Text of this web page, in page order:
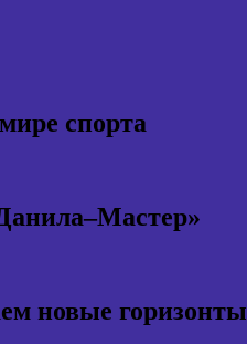
спорта
новые горизонты